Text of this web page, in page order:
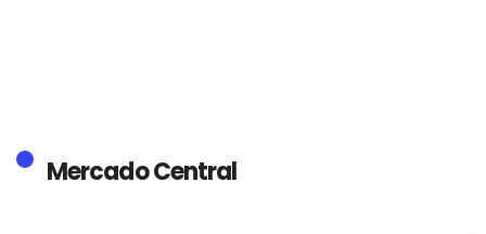
Mercado Central